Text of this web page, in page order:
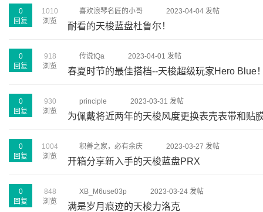
0
回复
1010
浏览
喜欢浪琴名匠的小哥 2023-04-04 发帖
耐看的天梭蓝盘杜鲁尔！
0
回复
918
浏览
传说tQa 2023-04-01 发帖
春夏时节的最佳搭档--天梭超级玩家Hero Blue
0
回复
930
浏览
principle 2023-03-31 发帖
为佩戴将近两年的天梭风度更换表壳表带和贴
0
回复
1004
浏览
积善之家，必有余庆 2023-03-27 发帖
开箱分享新入手的天梭蓝盘PRX
0
回复
848
浏览
XB_M6use03p 2023-03-24 发帖
满是岁月痕迹的天梭力洛克